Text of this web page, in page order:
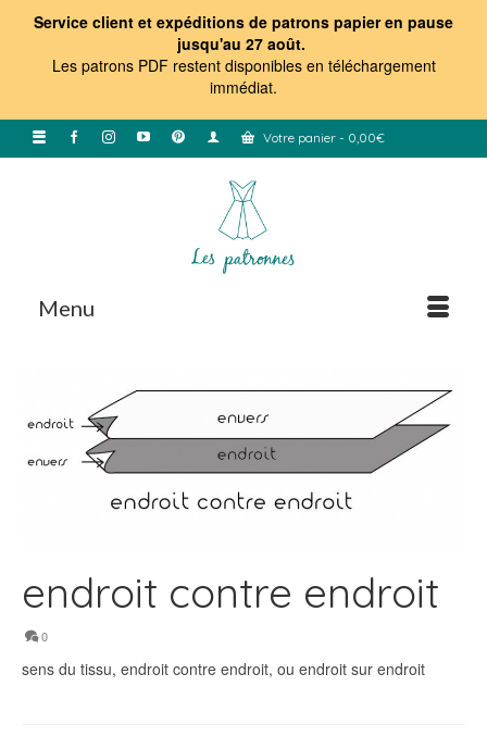
Service client et expéditions de patrons papier en pause
jusqu'au 27 août.
Les patrons PDF restent disponibles en téléchargement
immédiat.
Votre panier - 0,00€
Menu
endroit contre endroit
0
sens du tissu, endroit contre endroit, ou endroit sur endroit